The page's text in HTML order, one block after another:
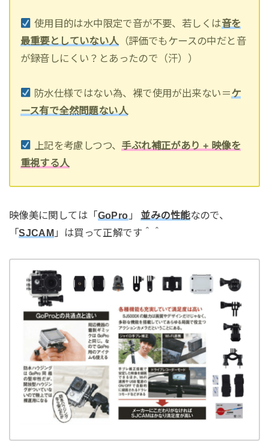
使用目的は水中限定で音が不要、若しくは音を
最重要としていない人 （評価でもケースの中だと音
が録音しにくい？とあったので（汗））
防水仕様ではない為、裸で使用が出来ない＝ケ
ース有で全然問題ない人
上記を考慮しつつ、 手ぶれ補正があり + 映像を
重視する人
映像美に関しては「GoPro 」 並みの性能なので、
「SJCAM 」は買って正解です＾＾